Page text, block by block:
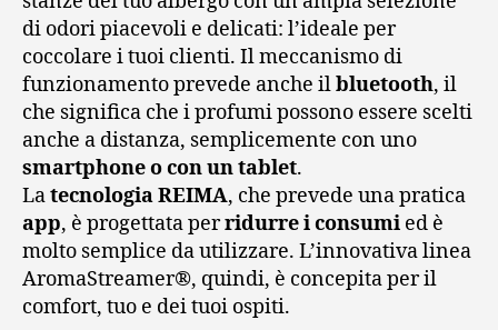
di odori piacevoli e delicati: l’ideale per
coccolare i tuoi clienti. Il meccanismo di
funzionamento prevede anche ilbluetooth, il
che significa che i profumi possono essere scelti
anche a distanza, semplicemente con uno
smartphone o con un tablet.
Latecnologia REIMA, che prevede una pratica
app, è progettata perridurre i consumi ed è
molto semplice da utilizzare. L’innovativa linea
AromaStreamer®, quindi, è concepita per il
comfort, tuo e dei tuoi ospiti.